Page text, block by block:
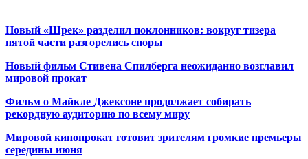
Новый «Шрек» разделил поклонников: вокруг тизера
пятой части разгорелись споры
Новый фильм Стивена Спилберга неожиданно возглавил
мировой прокат
Фильм о Майкле Джексоне продолжает собирать
рекордную аудиторию по всему миру
Мировой кинопрокат готовит зрителям громкие премьеры
середины июня